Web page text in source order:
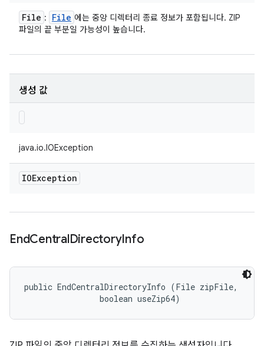
File : File 에는 중앙 디렉터리 종료 정보가 포함됩니다. ZIP
파일의 끝 부분일 가능성이 높습니다.
생성 값
java.io.IOException
IOException
EndCentralDirectoryInfo
public EndCentralDirectoryInfo (File zipFile,
                boolean useZip64)